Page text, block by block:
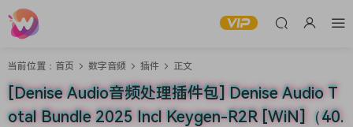
当前位置： 首页 数字音频 插件 正文
[Denise Audio音频处理插件包] Denise Audio T
otal Bundle 2025 Incl Keygen-R2R [WiN]（40.